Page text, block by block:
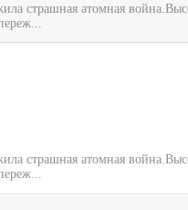
страшная атомная
страшная атомная